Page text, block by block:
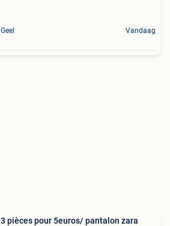
Geel Vandaag
3 pièces pour 5euros/ pantalon zara